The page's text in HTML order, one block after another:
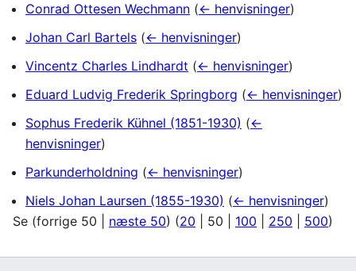
Conrad Ottesen Wechmann (← henvisninger)
Johan Carl Bartels (← henvisninger)
Vincentz Charles Lindhardt (← henvisninger)
Eduard Ludvig Frederik Springborg (← henvisninger)
Sophus Frederik Kühnel (1851-1930) (←
henvisninger)
Parkunderholdning (← henvisninger)
Niels Johan Laursen (1855-1930) (← henvisninger)
Se (forrige 50 næste 50) (20 50 100 250 500)